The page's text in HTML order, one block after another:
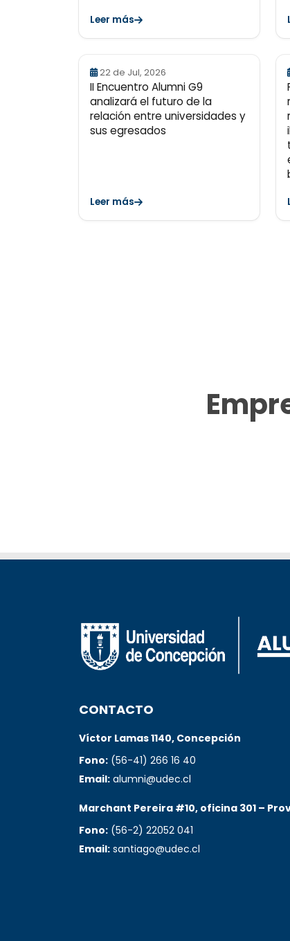
Leer más
22 de Jul, 2026
II Encuentro Alumni G9
analizará el futuro de la
relación entre universidades y
sus egresados
Leer más
CONTACTO
Víctor Lamas 1140, Concepción
Fono: (56-41) 266 16 40
Email: alumni@udec.cl
Marchant Pereira #10, oficina 301 –
Fono: (56-2) 22052 041
Email: santiago@udec.cl